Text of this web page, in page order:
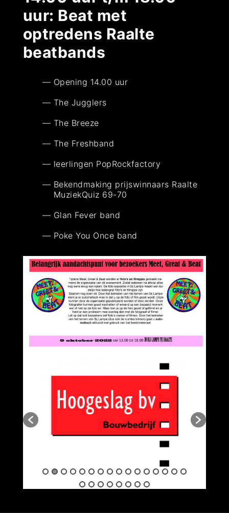
uur: Beat met
optredens Raalte
beatbands
Opening 14.00 uur
The Jugglers
The Breeze
The Freshband
leerlingen PopRockfactory
Bekendmaking prijswinnaars Raalte
MuziekQuiz 69-70
Glan Fever band
Poke You Once band